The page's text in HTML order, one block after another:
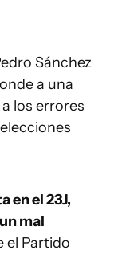
Sánchez
a una
los errores
en el 23J,
mal
el Partido